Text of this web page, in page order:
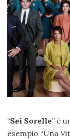
“Sei Sorelle” è
esempio “Una